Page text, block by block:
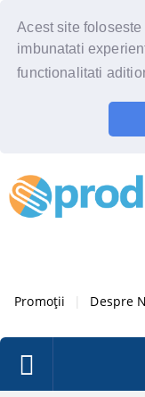
Acest site
imbunatati
functionalitati
Promoții Despre